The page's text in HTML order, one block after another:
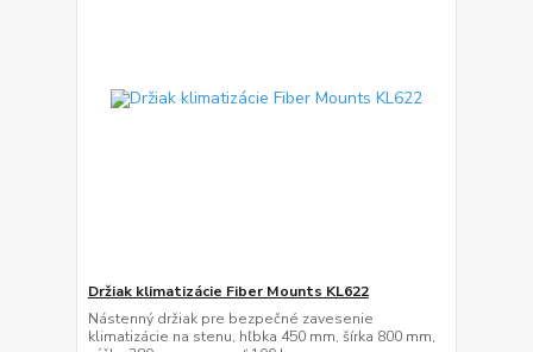
Držiak klimatizácie Fiber Mounts KL622
Nástenný držiak pre bezpečné zavesenie
klimatizácie na stenu, hľbka 450 mm, šírka 800 mm,